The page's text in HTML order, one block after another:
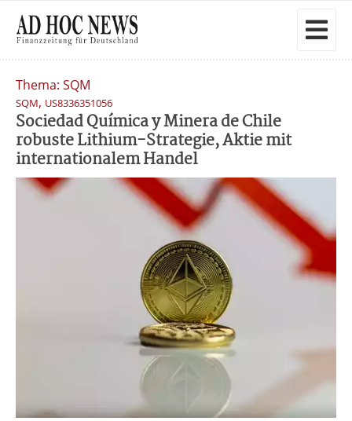
Thema: SQM
SQM, US8336351056
Sociedad Química y Minera de Chile
robuste Lithium-Strategie, Aktie mit
internationalem Handel